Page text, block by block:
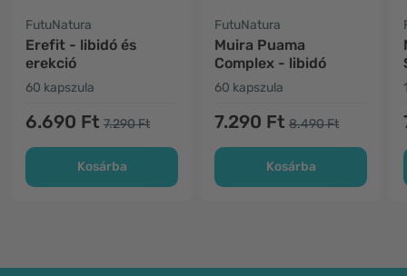
FutuNatura
Erefit - libidó és
erekció
60 kapszula
6.690 Ft 7.290 Ft
Kosárba
FutuNatura
Muira Puama
Complex - libidó
60 kapszula
7.290 Ft 8.490 Ft
Kosárba